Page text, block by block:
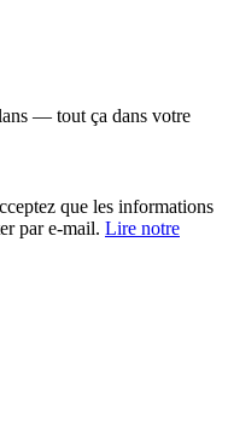
— tout ça dans votre
que les informations
par e-mail. Lire notre